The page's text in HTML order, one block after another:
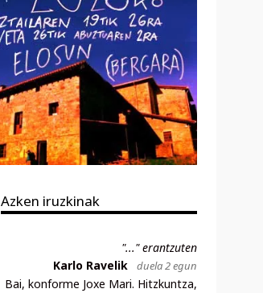
Azken iruzkinak
"..." erantzuten
Karlo Ravelik
duela 2 egun
Bai, konforme Joxe Mari. Hitzkuntza,